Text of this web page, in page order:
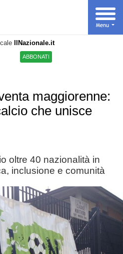
IlNazionale.it
ABBONATI
maggiorenne:
che unisce
oltre 40 nazionalità in
inclusione e comunità